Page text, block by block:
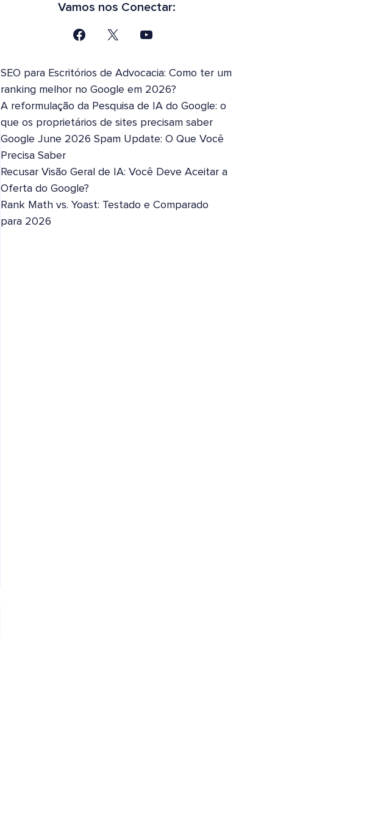
Vamos nos Conectar:
SEO para Escritórios de Advocacia: Como ter um
ranking melhor no Google em 2026?
A reformulação da Pesquisa de IA do Google: o
que os proprietários de sites precisam saber
Google June 2026 Spam Update: O Que Você
Precisa Saber
Recusar Visão Geral de IA: Você Deve Aceitar a
Oferta do Google?
Rank Math vs. Yoast: Testado e Comparado
para 2026